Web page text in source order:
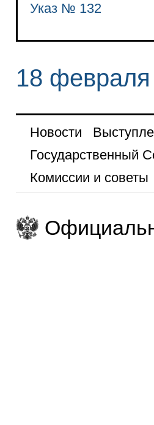
Указ № 132
18 февраля
Новости
Государственный
Комиссии и советы